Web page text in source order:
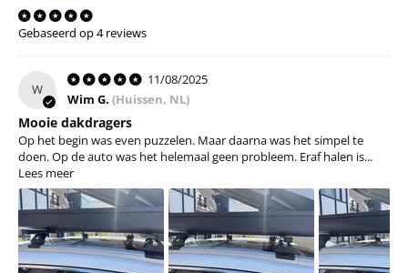
Gebaseerd op 4 reviews
W
11/08/2025
Wim G. (Huissen, NL)
Mooie dakdragers
Op het begin was even puzzelen. Maar daarna was het simpel te
doen. Op de auto was het helemaal geen probleem. Eraf halen is...
Lees meer